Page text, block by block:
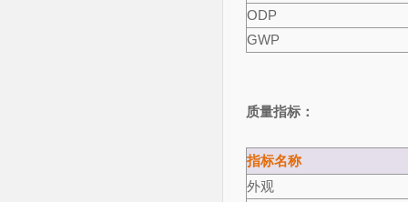
ODP
GWP
质量指标：
指标名称
外观